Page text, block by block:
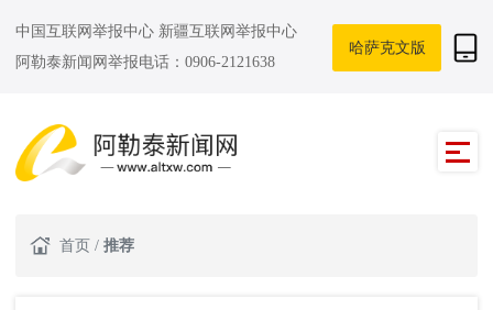
中国互联网举报中心 新疆互联网举报中心
阿勒泰新闻网举报电话：0906-2121638
哈萨克文版
首页 / 推荐